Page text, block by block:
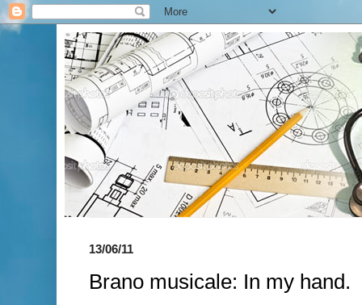
13/06/11
Brano musicale: In my hand.